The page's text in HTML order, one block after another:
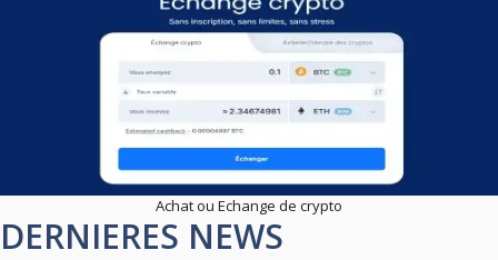
Achat ou Echange de crypto
DERNIERES NEWS